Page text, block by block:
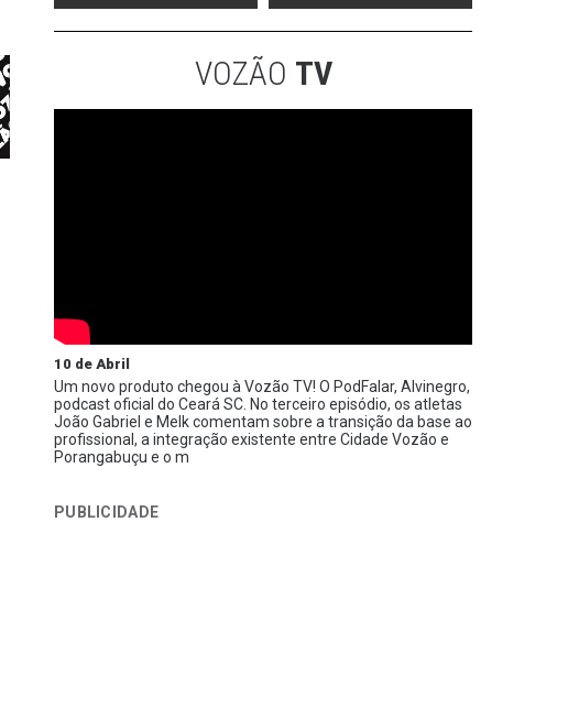
VOZÃO TV
10 de Abril
Um novo produto chegou à Vozão TV! O PodFalar, Alvinegro,
podcast oficial do Ceará SC. No terceiro episódio, os atletas
João Gabriel e Melk comentam sobre a transição da base ao
profissional, a integração existente entre Cidade Vozão e
Porangabuçu e o m
PUBLICIDADE